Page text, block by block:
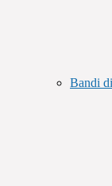
Bandi